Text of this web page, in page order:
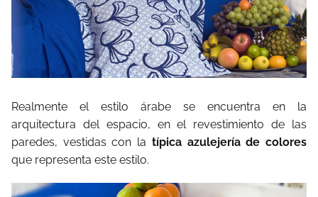
Realmente el estilo árabe se encuentra en la
arquitectura del espacio, en el revestimiento de las
paredes, vestidas con la típica azulejería de colores
que representa este estilo.